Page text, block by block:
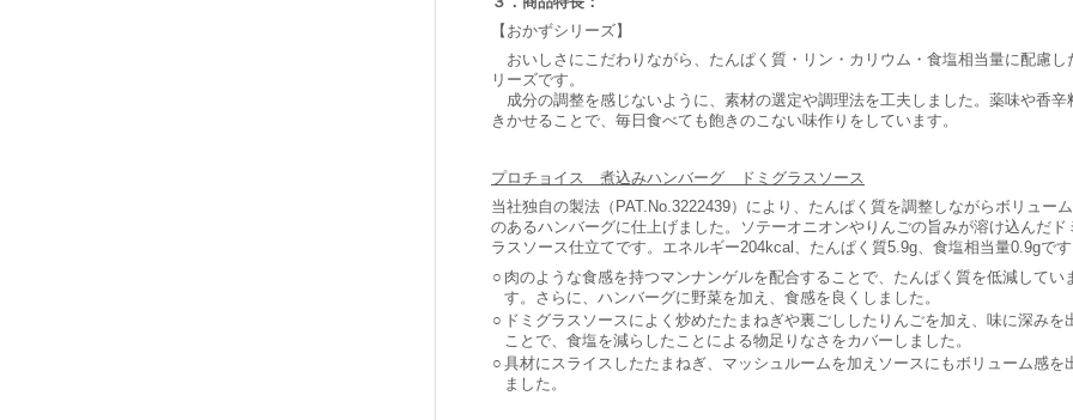
【おかずシリーズ】
おいしさにこだわりながら、たんぱく質・リン・カリウム・食塩相当量に配慮し
リーズです。
成分の調整を感じないように、素材の選定や調理法を工夫しました。薬味や香辛
きかせることで、毎日食べても飽きのこない味作りをしています。
プロチョイス 煮込みハンバーグ ドミグラスソース
当社独自の製法（PAT.No.3222439）により、たんぱく質を調整しながらボリュー
のあるハンバーグに仕上げました。ソテーオニオンやりんごの旨みが溶け込んだド
ラスソース仕立てです。エネルギー204kcal、たんぱく質5.9g、食塩相当量0.9gです
○ 肉のような食感を持つマンナンゲルを配合することで、たんぱく質を低減してい
す。さらに、ハンバーグに野菜を加え、食感を良くしました。
○
ドミグラスソースによく炒めたたまねぎや裏ごししたりんごを加え、味に深みを
ことで、食塩を減らしたことによる物足りなさをカバーしました。
○ 具材にスライスしたたまねぎ、マッシュルームを加えソースにもボリューム感を
ました。